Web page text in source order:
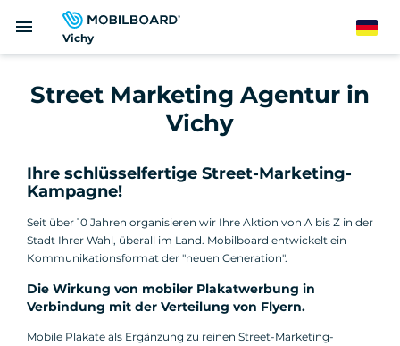
zum
Vichy
menu German
Street Marketing Agentur in
Vichy
Ihre schlüsselfertige Street-Marketing-
Kampagne!
Seit über 10 Jahren organisieren wir Ihre Aktion von A bis Z in der
Stadt Ihrer Wahl, überall im Land. Mobilboard entwickelt ein
Kommunikationsformat der "neuen Generation".
Die Wirkung von mobiler Plakatwerbung in
Verbindung mit der Verteilung von Flyern.
Mobile Plakate als Ergänzung zu reinen Street-Marketing-